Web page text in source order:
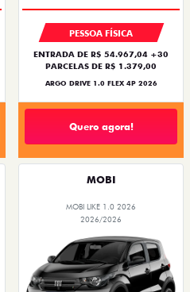
PESSOA FÍSICA
ENTRADA DE R$ 54.967,04 +30
PARCELAS DE R$ 1.379,00
ARGO DRIVE 1.0 FLEX 4P 2026
Quero agora!
MOBI
MOBI LIKE 1.0 2026
2026/2026